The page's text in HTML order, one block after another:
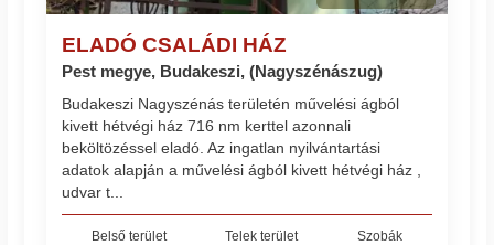
ELADÓ CSALÁDI HÁZ
Pest megye, Budakeszi, (Nagyszénászug)
Budakeszi Nagyszénás területén művelési ágból
kivett hétvégi ház 716 nm kerttel azonnali
beköltözéssel eladó. Az ingatlan nyilvántartási
adatok alapján a művelési ágból kivett hétvégi ház ,
udvar t...
Belső terület Telek terület Szobák